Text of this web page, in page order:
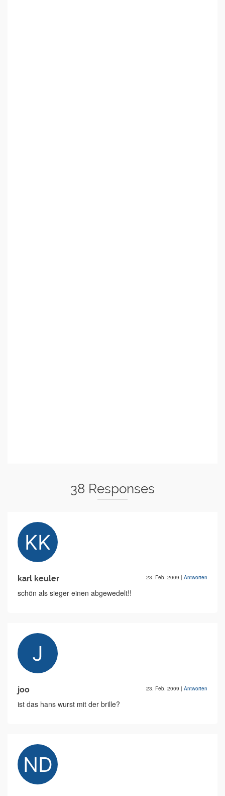
38 Responses
karl keuler 23. Feb. 2009 | Antworten
schön als sieger einen abgewedelt!!
joo 23. Feb. 2009 | Antworten
ist das hans wurst mit der brille?